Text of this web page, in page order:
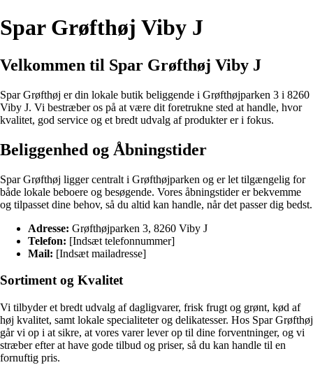
Spar Grøfthøj Viby J
Velkommen til Spar Grøfthøj Viby J
Spar Grøfthøj er din lokale butik beliggende i Grøfthøjparken 3 i 8260
Viby J. Vi bestræber os på at være dit foretrukne sted at handle, hvor
kvalitet, god service og et bredt udvalg af produkter er i fokus.
Beliggenhed og Åbningstider
Spar Grøfthøj ligger centralt i Grøfthøjparken og er let tilgængelig for
både lokale beboere og besøgende. Vores åbningstider er bekvemme
og tilpasset dine behov, så du altid kan handle, når det passer dig bedst.
Adresse: Grøfthøjparken 3, 8260 Viby J
Telefon: [Indsæt telefonnummer]
Mail: [Indsæt mailadresse]
Sortiment og Kvalitet
Vi tilbyder et bredt udvalg af dagligvarer, frisk frugt og grønt, kød af
høj kvalitet, samt lokale specialiteter og delikatesser. Hos Spar Grøfthøj
går vi op i at sikre, at vores varer lever op til dine forventninger, og vi
stræber efter at have gode tilbud og priser, så du kan handle til en
fornuftig pris.